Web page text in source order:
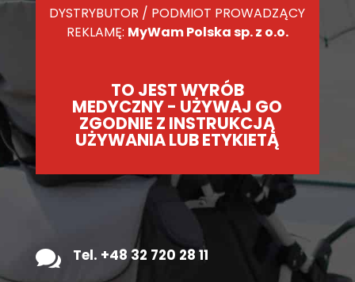
DYSTRYBUTOR / PODMIOT PROWADZĄCY
REKLAMĘ: MyWam Polska sp. z o.o.
TO JEST WYRÓB
MEDYCZNY - UŻYWAJ GO
ZGODNIE Z INSTRUKCJĄ
UŻYWANIA LUB ETYKIETĄ
 Tel. +48 32 720 28 11